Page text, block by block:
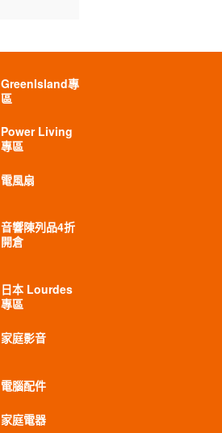
GreenIsland專
區
Power Living
專區
電風扇
音響陳列品4折
開倉
日本 Lourdes
專區
家庭影音
電腦配件
家庭電器